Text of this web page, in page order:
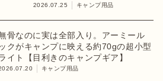
【目利きのキャンプギア】
2026.07.25 キャンプ用品
骨なのに実は全部入り。アーミール
ックがキャンプに映える約70gの超小型
イト【目利きのキャンプギア】
キャンプ用品